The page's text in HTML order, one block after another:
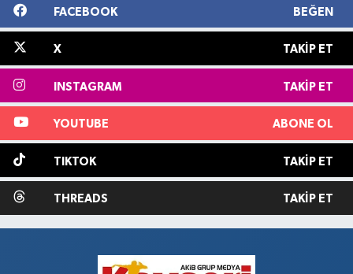
FACEBOOK BEĞEN
X TAKIP ET
INSTAGRAM TAKIP ET
YOUTUBE ABONE OL
TIKTOK TAKIP ET
THREADS TAKIP ET